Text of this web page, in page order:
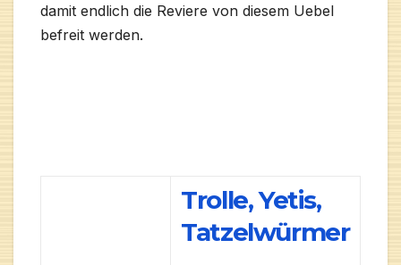
damit endlich die Reviere von diesem Uebel
befreit werden.
Trolle, Yetis,
Tatzelwürmer